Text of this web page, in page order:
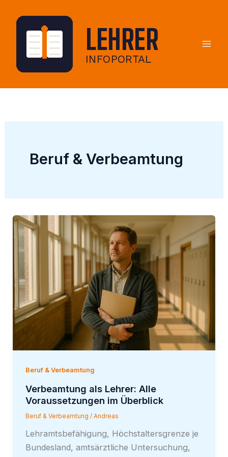
Inhalt
springen
Beruf & Verbeamtung
Beruf & Verbeamtung
Verbeamtung als Lehrer: Alle
Voraussetzungen im Überblick
Beruf & Verbeamtung / Andreas
Lehramtsbefähigung, Höchstaltersgrenze je
Bundesland, amtsärztliche Untersuchung,